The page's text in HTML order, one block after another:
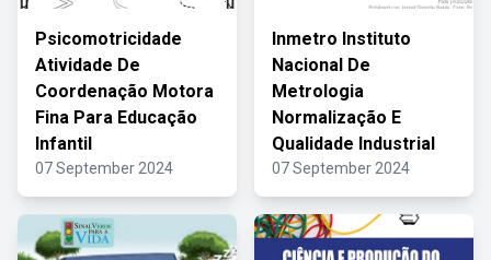
Psicomotricidade
Atividade De
Coordenação Motora
Fina Para Educação
Infantil
07 September 2024
Inmetro Instituto
Nacional De
Metrologia
Normalização E
Qualidade Industrial
07 September 2024